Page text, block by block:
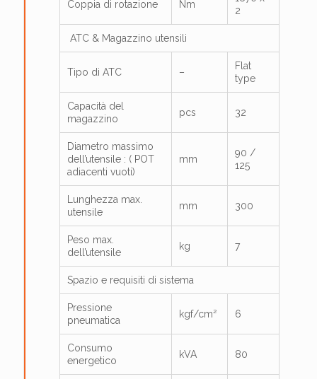
Coppia di rotazione Nm
2
ATC & Magazzino utensili
Tipo di ATC –
Flat
type
Capacità del
magazzino
pcs 32
Diametro massimo
dell’utensile : ( POT
adiacenti vuoti)
mm
90 /
125
Lunghezza max.
utensile
mm 300
Peso max.
dell’utensile
kg 7
Spazio e requisiti di sistema
Pressione
pneumatica
kgf/cm² 6
Consumo
energetico
kVA 80